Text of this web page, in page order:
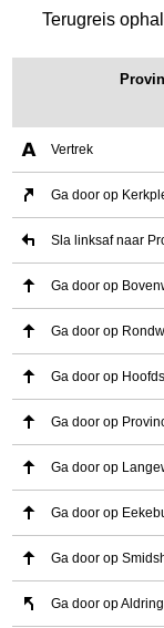
Terugreis
Vertrek
Ga door op
Sla linksaf naar
Ga door op
Ga door op
Ga door op
Ga door op
Ga door op
Ga door op
Ga door op
Ga door op